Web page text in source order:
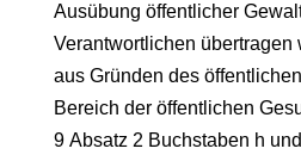
Ausübung öffentlicher
Verantwortlichen übertragen
aus Gründen des
Bereich der öffentlichen
9 Absatz 2 Buchstaben h